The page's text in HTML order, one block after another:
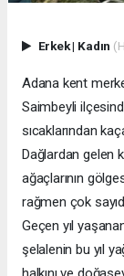
Erkek| Kadın
Adana kent
Saimbeyli
sıcaklarından
Dağlardan gelen
ağaçlarının
rağmen çok
Geçen yıl
şelalenin bu yıl